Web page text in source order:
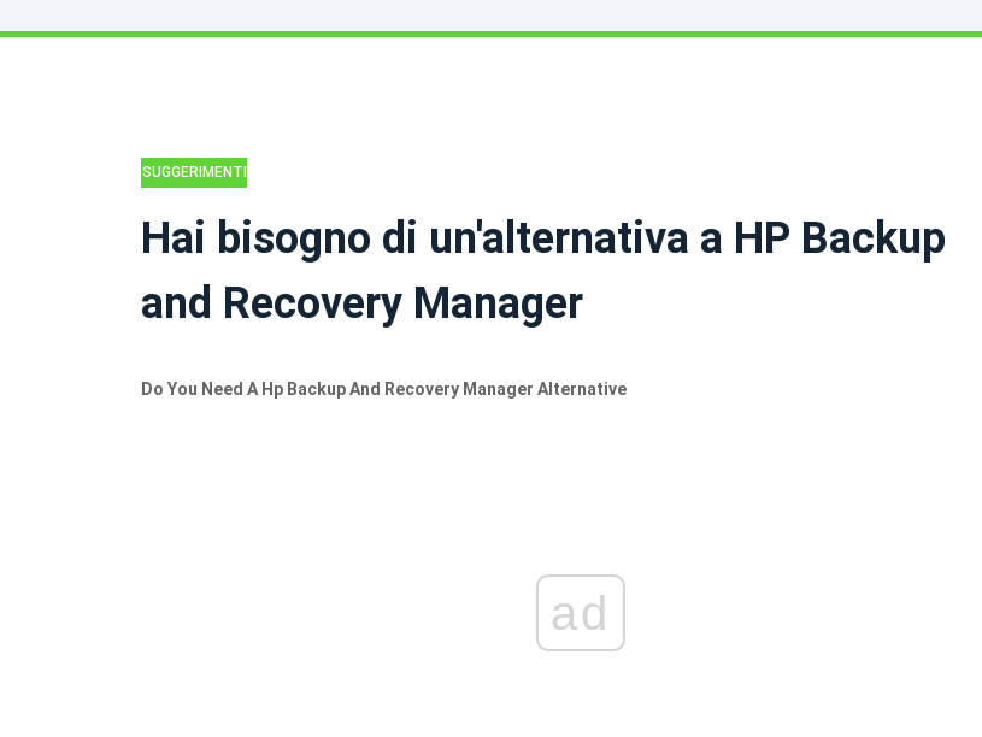
SUGGERIMENTI
Hai bisogno di un'alternativa a HP Backup
and Recovery Manager
Do You Need A Hp Backup And Recovery Manager Alternative
ad